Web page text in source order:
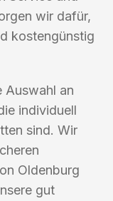
wir dafür,
kostengünstig
Auswahl an
individuell
sind. Wir
Oldenburg
gut